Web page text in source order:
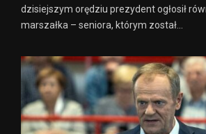
dzisiejszym orędziu prezydent ogłosił
marszałka – seniora, którym został...